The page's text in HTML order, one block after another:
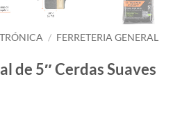
/ FERRETERIA GENERAL
de 5″ Cerdas Suaves